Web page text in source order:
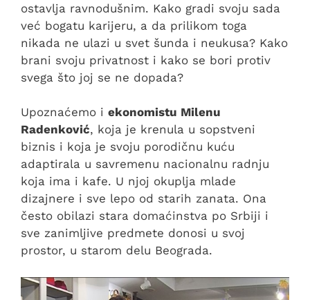
ostavlja ravnodušnim. Kako gradi svoju sada
već bogatu karijeru, a da prilikom toga
nikada ne ulazi u svet šunda i neukusa? Kako
brani svoju privatnost i kako se bori protiv
svega što joj se ne dopada?
Upoznaćemo i ekonomistu Milenu
Radenković, koja je krenula u sopstveni
biznis i koja je svoju porodičnu kuću
adaptirala u savremenu nacionalnu radnju
koja ima i kafe. U njoj okuplja mlade
dizajnere i sve lepo od starih zanata. Ona
često obilazi stara domaćinstva po Srbiji i
sve zanimljive predmete donosi u svoj
prostor, u starom delu Beograda.